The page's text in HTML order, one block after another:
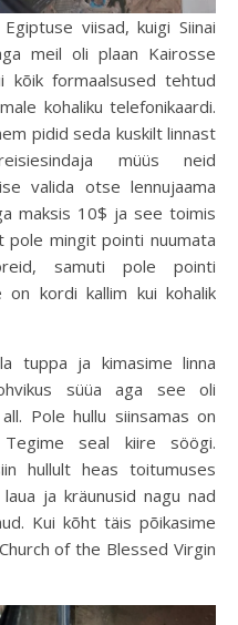
viisad, kuigi Siinai
meil oli plaan Kairosse
kõik formaalsused tehtud
kohaliku telefonikaardi.
pidid seda kuskilt linnast
müüs neid
valida otse lennujaama
maksis 10$ ja see toimis
mingit pointi nuumata
samuti pole pointi
kordi kallim kui kohalik
tuppa ja kimasime linna
süüa aga see oli
Pole hullu siinsamas on
seal kiire söögi.
hullult heas toitumuses
ja kräunusid nagu nad
Kui kõht täis põikasime
of the Blessed Virgin